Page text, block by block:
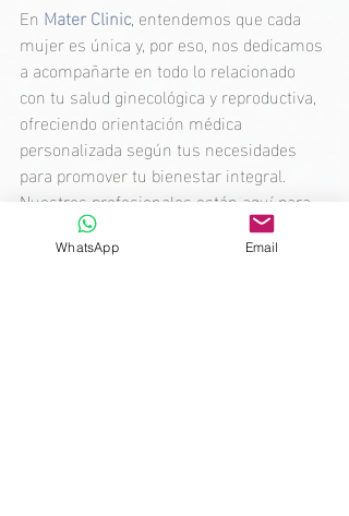
En Mater Clinic, entendemos que cada
mujer es única y, por eso, nos dedicamos
a acompañarte en todo lo relacionado
con tu salud ginecológica y reproductiva,
ofreciendo orientación médica
personalizada según tus necesidades
para promover tu bienestar integral.
Nuestros profesionales están aquí para
brindarte apoyo en cada paso. No dudes
en contactarnos para conocer más sobre
WhatsApp Email